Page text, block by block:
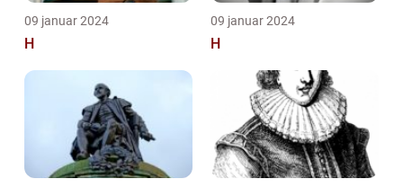
09 januar 2024
H
09 januar 2024
H